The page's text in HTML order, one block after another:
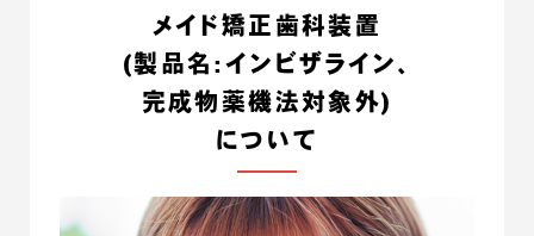
メイド矯正歯科装置
(製品名:インビザライン、
完成物薬機法対象外)
について